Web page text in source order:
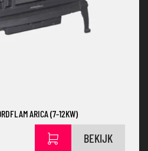
ARICA (7-12KW)
BEKIJK